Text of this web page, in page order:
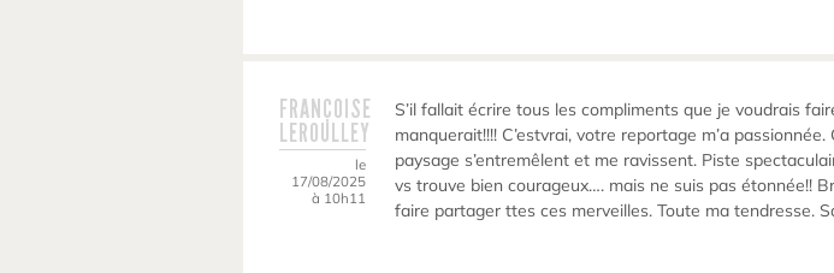
FRANÇOISE
LEROULLEY
le
17/08/2025
à 10h11
S’il fallait écrire tous les compliments que je voudrais
manquerait!!!! C’estvrai, votre reportage m’a
paysage s’entremêlent et me ravissent. Piste
vs trouve bien courageux…. mais ne suis pas étonnée!!
faire partager ttes ces merveilles. Toute ma tendresse.